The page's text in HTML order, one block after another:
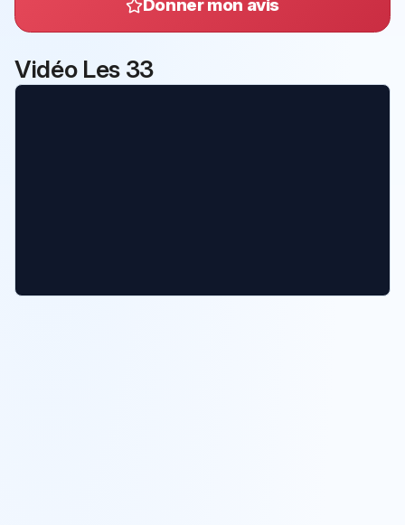
Donner mon avis
Vidéo Les 33